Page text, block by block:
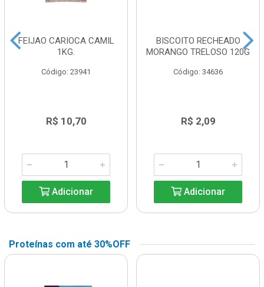
FEIJAO CARIOCA CAMIL
1KG.
Código: 23941
R$ 10,70
Adicionar
BISCOITO RECHEADO
MORANGO TRELOSO 120G
Código: 34636
R$ 2,09
Adicionar
Proteínas com até 30%OFF